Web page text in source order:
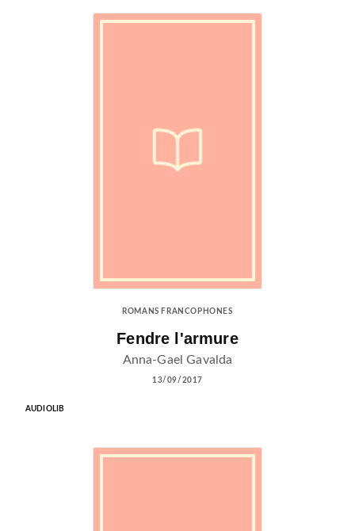
ROMANS FRANCOPHONES
Fendre l'armure
Anna-Gael Gavalda
13/09/2017
AUDIOLIB